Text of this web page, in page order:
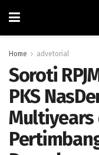
Home advetorial
Soroti
PKS
Multiyears